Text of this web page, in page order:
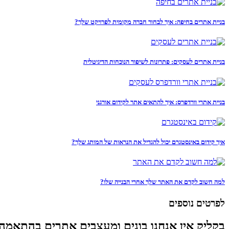
בניית אתרים בחיפה: איך לבחור חברה מקומית לפרויקט שלך?
בניית אתרים לעסקים: פתרונות לשיפור הנוכחות הדיגיטלית
בניית אתרי וורדפרס: איך להתאים אתר לקידום אורגני
איך קידום באינסטגרם יכול להגדיל את הנראות של המותג שלך?
למה חשוב לקדם את האתר שלך אחרי הבנייה שלו?
לפרטים נוספים
בקליק אין אנחנו בונים ומעצבים אתרים